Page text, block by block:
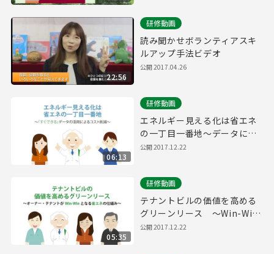
22:56
研修動画
読み聞かせボランティアスキ
ルアップ手法ビデオ
公開2017.04.26
06:13
研修動画
エネルギー見える化は省エネ
の一丁目一番地～データによ
るコスト削減～
公開2017.12.22
05:35
研修動画
テナントビルの価値を高める
グリーンリース ～Win-Win
の省エネ手法～
公開2017.12.22